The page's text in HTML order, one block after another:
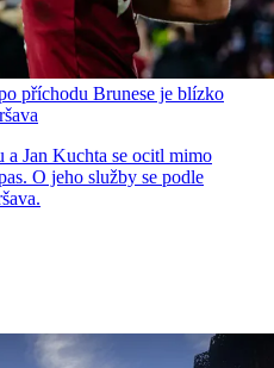
příchodu Brunese je blízko
a Jan Kuchta se ocitl mimo
O jeho služby se podle